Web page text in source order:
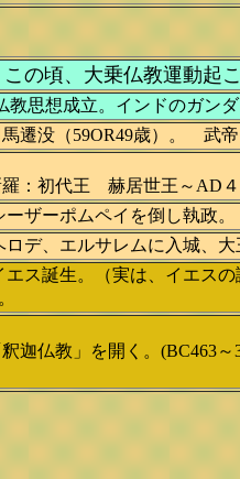
の頃、大乗仏教運動起
想成立。インドのガンダ
遷没（59OR49歳）。 武
羅：初代王 赫居
ーザーポムペイを倒し執政。
ロデ、エルサレムに入城、
エス誕生。（実は、イエス
釈迦仏教」を開く。(BC463